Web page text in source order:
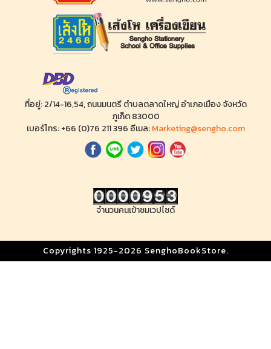
ที่อยู่: 2/14-16,54, ถนนมนตรี ตำบลตลาดใหญ่ อำเภอเมือง จังหวัด
ภูเก็ต 83000
เบอร์โทร: +66 (0)76 211 396 อีเมล:Marketing@sengho.com
จำนวนคนเข้าชมเวปไซด์
Copyrights 1925-2026 SenghoBookStore.